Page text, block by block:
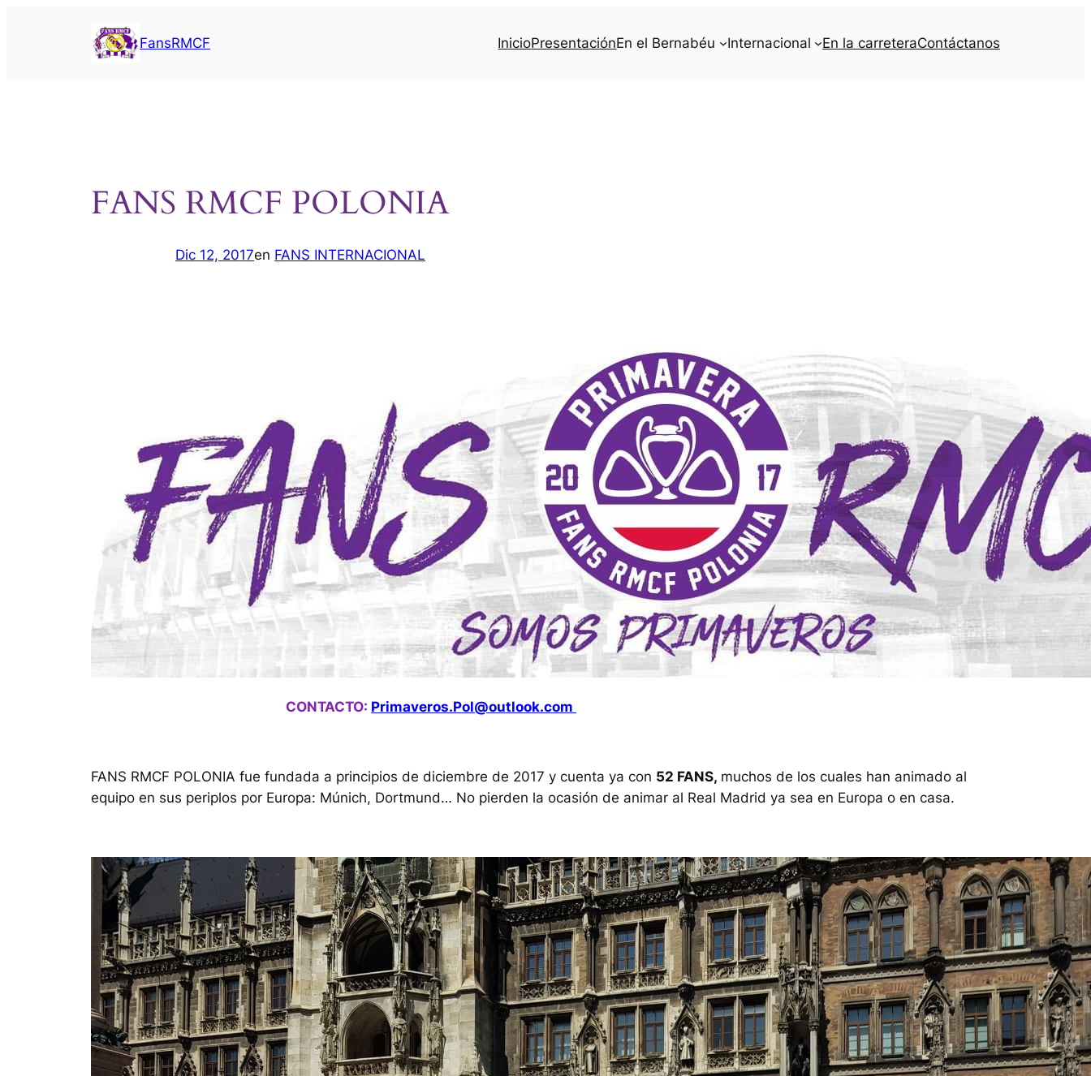
FansRMCF InicioPresentaciónEn el Bernabéu Internacional En la carreteraContáctanos
FANS RMCF POLONIA
Dic 12, 2017en FANS INTERNACIONAL
CONTACTO: Primaveros.Pol@outlook.com
FANS RMCF POLONIA fue fundada a principios de diciembre de 2017 y cuenta ya con 52 FANS, muchos de los cuales han animado al
equipo en sus periplos por Europa: Múnich, Dortmund… No pierden la ocasión de animar al Real Madrid ya sea en Europa o en casa.